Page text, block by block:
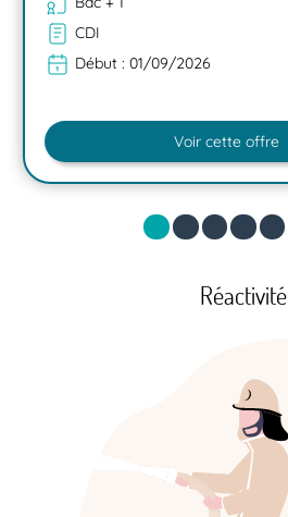
CDI
Début : 01/09/2026
Voir cette offre
Réactivité